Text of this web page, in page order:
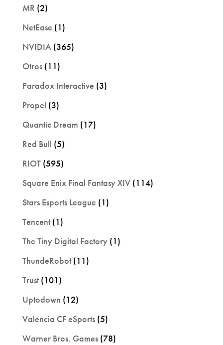
MR (2)
NetEase (1)
NVIDIA(365)
Otros(11)
Paradox Interactive (3)
Propel (3)
Quantic Dream (17)
Red Bull (5)
RIOT(595)
Square Enix Final Fantasy XIV(114)
Stars Esports League (1)
Tencent(1)
The Tiny Digital Factory(1)
ThundeRobot(11)
Trust(101)
Uptodown (12)
Valencia CF eSports(5)
Warner Bros. Games(78)